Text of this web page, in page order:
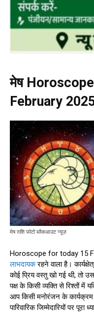
मेष
February
मेष राशि फोटो ब्लैकआउट न्यूज़
Horoscope for today 15
लाभदायकरहने वाला है।
कोई प्रिय वस्तु खो गई थी, तो
पक्ष के किसी व्यक्ति से रिश्तों में
आप किसी मनोरंजन के
पारिवारिक जिम्मेदारियों पर